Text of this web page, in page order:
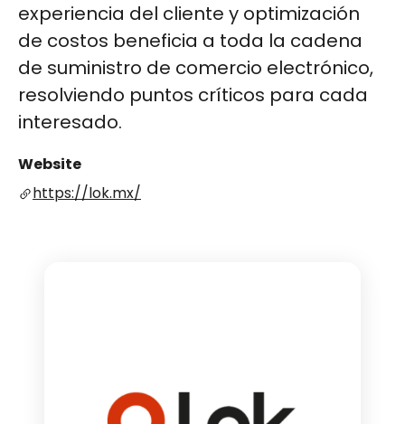
experiencia del cliente y optimización
de costos beneficia a toda la cadena
de suministro de comercio electrónico,
resolviendo puntos críticos para cada
interesado​​​​​​​​​​​​​​​​​​​​​​​​​​​​​​.
Website
https://lok.mx/